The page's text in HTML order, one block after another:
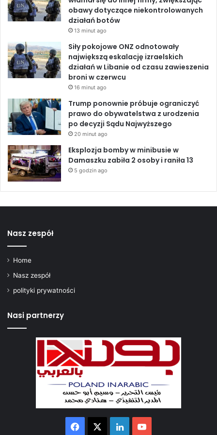
”
r
w
r
e
f
z
y
obawy dotyczące niekontrolowanych
działań botów
13 minut ago
Siły pokojowe ONZ odnotowały
największą eskalację izraelskich
działań w Libanie od czasu zawieszenia
broni w czerwcu
16 minut ago
Trump ponownie próbuje ograniczyć
prawo do obywatelstwa z urodzenia
po decyzji Sądu Najwyższego
20 minut ago
Eksplozja bomby w minibusie w
Damaszku zabiła 2 osoby i raniła 13
5 godzin ago
Nasz zespół
Home
Nasz zespół
polityki prywatności
Nasi partnerzy
Facebook LinkedIn